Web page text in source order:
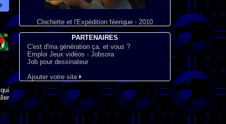
Clochette et l'Expédition féerique - 2010
PARTENAIRES
C'est d'ma génération ça, et vous ?
Emploi Jeux vidéos - Jobsora
Job pour dessinateur
Ajouter votre site